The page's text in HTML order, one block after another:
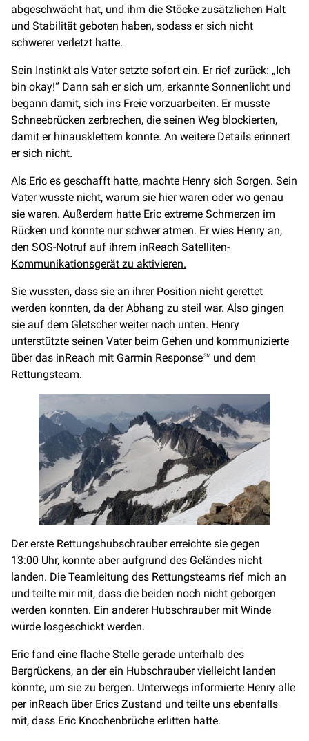
abgeschwächt hat, und ihm die Stöcke zusätzlichen Halt
und Stabilität geboten haben, sodass er sich nicht
schwerer verletzt hatte.
Sein Instinkt als Vater setzte sofort ein. Er rief zurück: „Ich
bin okay!“ Dann sah er sich um, erkannte Sonnenlicht und
begann damit, sich ins Freie vorzuarbeiten. Er musste
Schneebrücken zerbrechen, die seinen Weg blockierten,
damit er hinausklettern konnte. An weitere Details erinnert
er sich nicht.
Als Eric es geschafft hatte, machte Henry sich Sorgen. Sein
Vater wusste nicht, warum sie hier waren oder wo genau
sie waren. Außerdem hatte Eric extreme Schmerzen im
Rücken und konnte nur schwer atmen. Er wies Henry an,
den SOS-Notruf auf ihrem inReach Satelliten-
Kommunikationsgerät zu aktivieren.
Sie wussten, dass sie an ihrer Position nicht gerettet
werden konnten, da der Abhang zu steil war. Also gingen
sie auf dem Gletscher weiter nach unten. Henry
unterstützte seinen Vater beim Gehen und kommunizierte
über das inReach mit Garmin Response℠ und dem
Rettungsteam.
Der erste Rettungshubschrauber erreichte sie gegen
13:00 Uhr, konnte aber aufgrund des Geländes nicht
landen. Die Teamleitung des Rettungsteams rief mich an
und teilte mir mit, dass die beiden noch nicht geborgen
werden konnten. Ein anderer Hubschrauber mit Winde
würde losgeschickt werden.
Eric fand eine flache Stelle gerade unterhalb des
Bergrückens, an der ein Hubschrauber vielleicht landen
könnte, um sie zu bergen. Unterwegs informierte Henry alle
per inReach über Erics Zustand und teilte uns ebenfalls
mit, dass Eric Knochenbrüche erlitten hatte.